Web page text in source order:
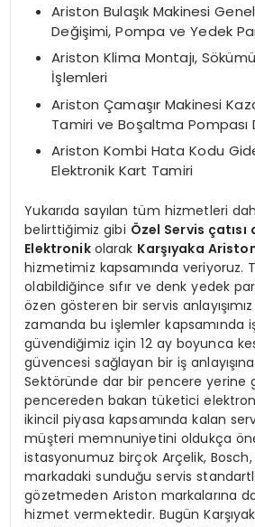
Ariston Bulaşık Makinesi
Değişimi, Pompa ve Yedek
Ariston Klima Montajı,
İşlemleri
Ariston Çamaşır Makinesi
Tamiri ve Boşaltma Pompası
Ariston Kombi Hata Kodu
Elektronik Kart Tamiri
Yukarıda sayılan tüm hizmetleri
belirttiğimiz gibi Özel Servis çatısı
Elektronik olarak Karşıyaka
hizmetimiz kapsamında veriyoruz.
olabildiğince sıfır ve denk yedek
özen gösteren bir servis
zamanda bu işlemler kapsamında
güvendiğimiz için 12 ay boyunca
güvencesi sağlayan bir iş
Sektöründe dar bir pencere yerine
pencereden bakan tüketici
ikincil piyasa kapsamında kalan
müşteri memnuniyetini oldukça
istasyonumuz birçok Arçelik,
markadaki sunduğu servis
gözetmeden Ariston markalarına
hizmet vermektedir. Bugün